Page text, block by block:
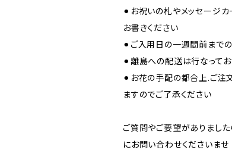
⚫︎お祝いの札やメッセージ
お書きください
⚫︎ご入用日の一週間前まで
⚫︎離島への配送は行なって
⚫︎お花の手配の都合上.ご注
ますのでご了承ください
ご質問やご要望がありまし
にお問い合わせくださいませ